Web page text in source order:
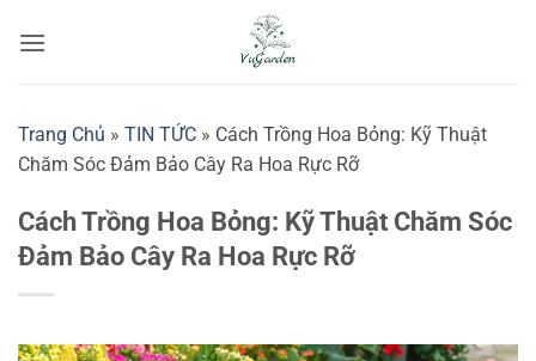
qua
Trang Chủ » TIN TỨC » Cách Trồng Hoa Bỏng: Kỹ Thuật
Chăm Sóc Đảm Bảo Cây Ra Hoa Rực Rỡ
Cách Trồng Hoa Bỏng: Kỹ Thuật Chăm Sóc
Đảm Bảo Cây Ra Hoa Rực Rỡ